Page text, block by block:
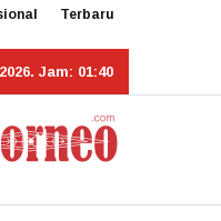
Terbaru
Jam: 01:40